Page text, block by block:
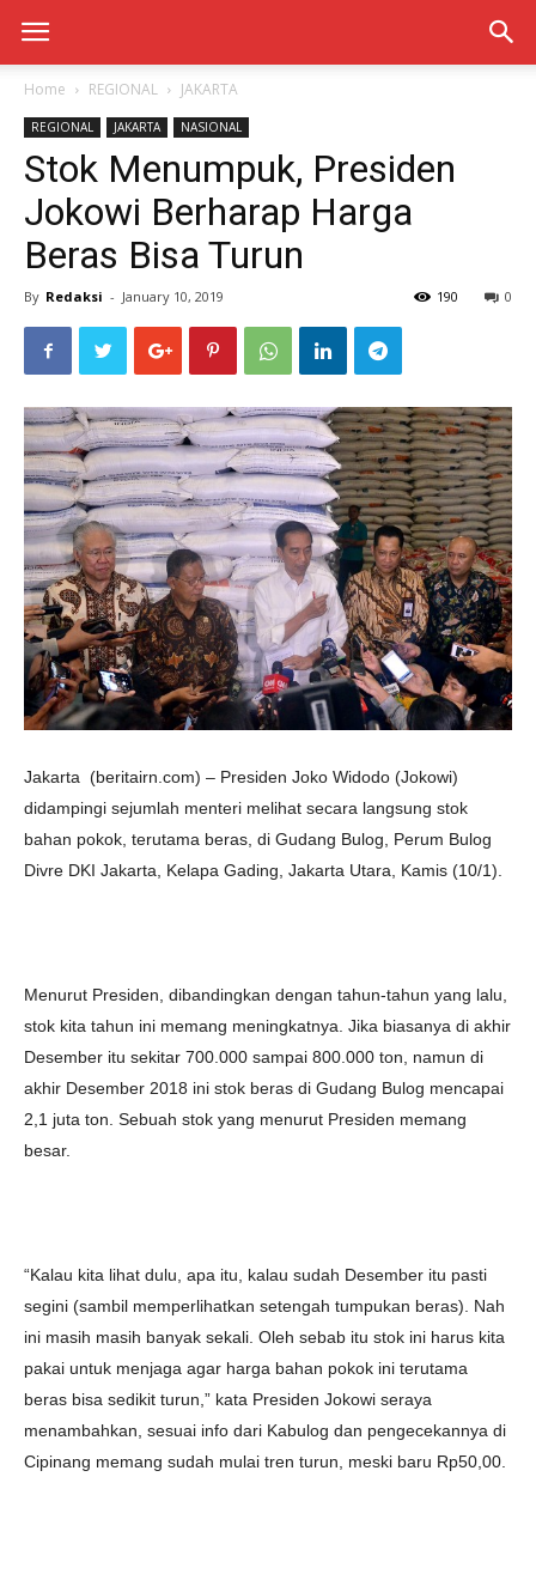
Home REGIONAL JAKARTA
REGIONAL JAKARTA NASIONAL
Stok Menumpuk, Presiden
Jokowi Berharap Harga
Beras Bisa Turun
By Redaksi - January 10, 2019 0
190
Jakarta (beritairn.com) – Presiden Joko Widodo (Jokowi)
didampingi sejumlah menteri melihat secara langsung stok
bahan pokok, terutama beras, di Gudang Bulog, Perum Bulog
Divre DKI Jakarta, Kelapa Gading, Jakarta Utara, Kamis (10/1).
Menurut Presiden, dibandingkan dengan tahun-tahun yang lalu,
stok kita tahun ini memang meningkatnya. Jika biasanya di akhir
Desember itu sekitar 700.000 sampai 800.000 ton, namun di
akhir Desember 2018 ini stok beras di Gudang Bulog mencapai
2,1 juta ton. Sebuah stok yang menurut Presiden memang
besar.
“Kalau kita lihat dulu, apa itu, kalau sudah Desember itu pasti
segini (sambil memperlihatkan setengah tumpukan beras). Nah
ini masih masih banyak sekali. Oleh sebab itu stok ini harus kita
pakai untuk menjaga agar harga bahan pokok ini terutama
beras bisa sedikit turun,” kata Presiden Jokowi seraya
menambahkan, sesuai info dari Kabulog dan pengecekannya di
Cipinang memang sudah mulai tren turun, meski baru Rp50,00.